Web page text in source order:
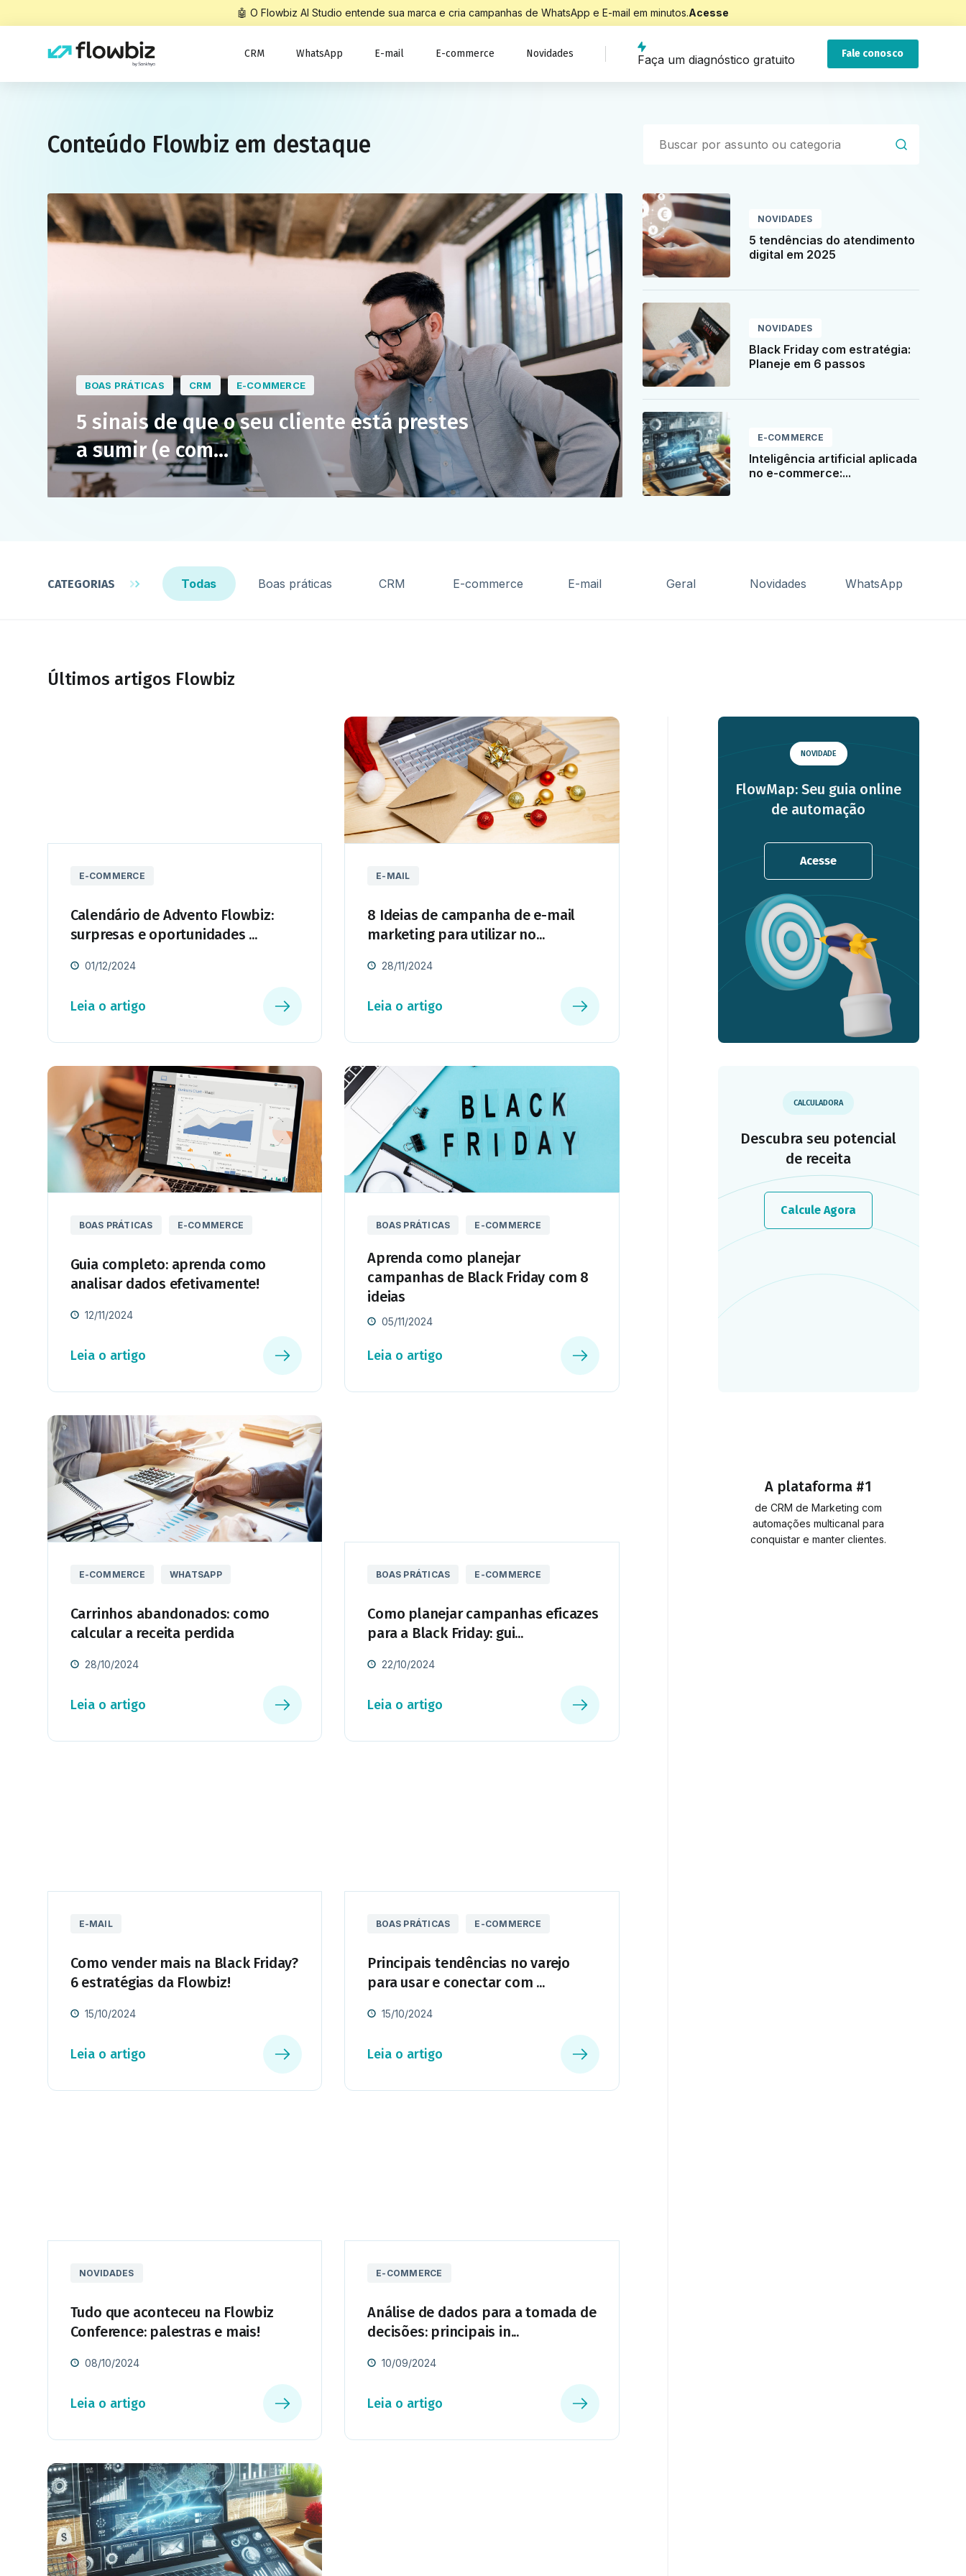
🤖 O Flowbiz AI Studio entende sua marca e cria campanhas de WhatsApp e E-mail em minutos.Acesse
CRM WhatsApp E-mail E-commerce Novidades Faça um diagnóstico gratuito Fale conosco
Conteúdo Flowbiz em destaque
BOAS PRÁTICAS CRM E-COMMERCE
5 sinais de que o seu cliente está prestes
a sumir (e com...
NOVIDADES
5 tendências do atendimento
digital em 2025
NOVIDADES
Black Friday com estratégia:
Planeje em 6 passos
E-COMMERCE
Inteligência artificial aplicada
no e-commerce:...
CATEGORIAS Todas Boas práticas CRM E-commerce E-mail Geral Novidades WhatsApp
Últimos artigos Flowbiz
E-COMMERCE
Calendário de Advento Flowbiz:
surpresas e oportunidades ...
01/12/2024
Leia o artigo
E-MAIL
8 Ideias de campanha de e-mail
marketing para utilizar no...
28/11/2024
Leia o artigo
BOAS PRÁTICAS E-COMMERCE
Guia completo: aprenda como
analisar dados efetivamente!
12/11/2024
Leia o artigo
BOAS PRÁTICAS E-COMMERCE
Aprenda como planejar
campanhas de Black Friday com 8
ideias
05/11/2024
Leia o artigo
E-COMMERCE WHATSAPP
Carrinhos abandonados: como
calcular a receita perdida
28/10/2024
Leia o artigo
BOAS PRÁTICAS E-COMMERCE
Como planejar campanhas eficazes
para a Black Friday: gui...
22/10/2024
Leia o artigo
E-MAIL
Como vender mais na Black Friday?
6 estratégias da Flowbiz!
15/10/2024
Leia o artigo
BOAS PRÁTICAS E-COMMERCE
Principais tendências no varejo
para usar e conectar com ...
15/10/2024
Leia o artigo
NOVIDADES
Tudo que aconteceu na Flowbiz
Conference: palestras e mais!
08/10/2024
Leia o artigo
E-COMMERCE
Análise de dados para a tomada de
decisões: principais in...
10/09/2024
Leia o artigo
NOVIDADE
FlowMap: Seu guia online
de automação
Acesse
CALCULADORA
Descubra seu potencial
de receita
Calcule Agora
A plataforma #1
de CRM de Marketing com
automações multicanal para
conquistar e manter clientes.